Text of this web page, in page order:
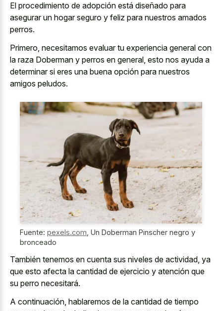
El procedimiento de adopción está diseñado para
asegurar un hogar seguro y feliz para nuestros amados
perros.
Primero, necesitamos evaluar tu experiencia general con
la raza Doberman y perros en general, esto nos ayuda a
determinar si eres una buena opción para nuestros
amigos peludos.
Fuente: pexels.com Un Doberman Pinscher negro y
bronceado
También tenemos en cuenta sus niveles de actividad, ya
que esto afecta la cantidad de ejercicio y atención que
su perro necesitará.
A continuación, hablaremos de la cantidad de tiempo